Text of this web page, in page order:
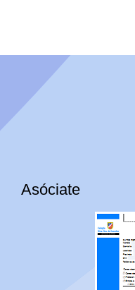
Asóciate